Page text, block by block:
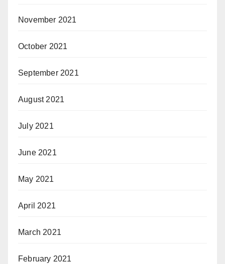
November 2021
October 2021
September 2021
August 2021
July 2021
June 2021
May 2021
April 2021
March 2021
February 2021